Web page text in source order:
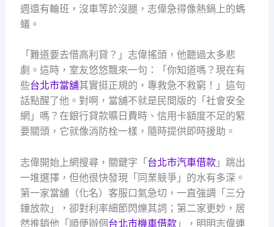
週還有輪班，沒車等於沒腿，志偉急得像熱鍋上的螞
蟻。
「難道要去借高利貸？」志偉搖頭，他聽過太多悲
劇。這時，室友悠悠飄來一句：「你知道嗎？現在有
些台北市當舖其實挺正規的，專救急不救窮！」這句
話點醒了他。對啊，當舖不就是民間版的「社會安全
網」嗎？在銀行貸款曠日費時、信用卡額度不足的緊
要關頭，它就像消防栓一樣，隨時提供即時援助。
志偉開始上網搜尋，關鍵字「 台北市汽車借款」跳出
一堆選擇，但他很快發現「同業競爭」的水有多深。
第一家當舖（化名）客服口氣急切，一直強調「三分
鐘放款」，卻對利率細節閃爍其詞；第二家更妙，居
然推銷他「順便辦個台北市機車借款」，明明志偉連